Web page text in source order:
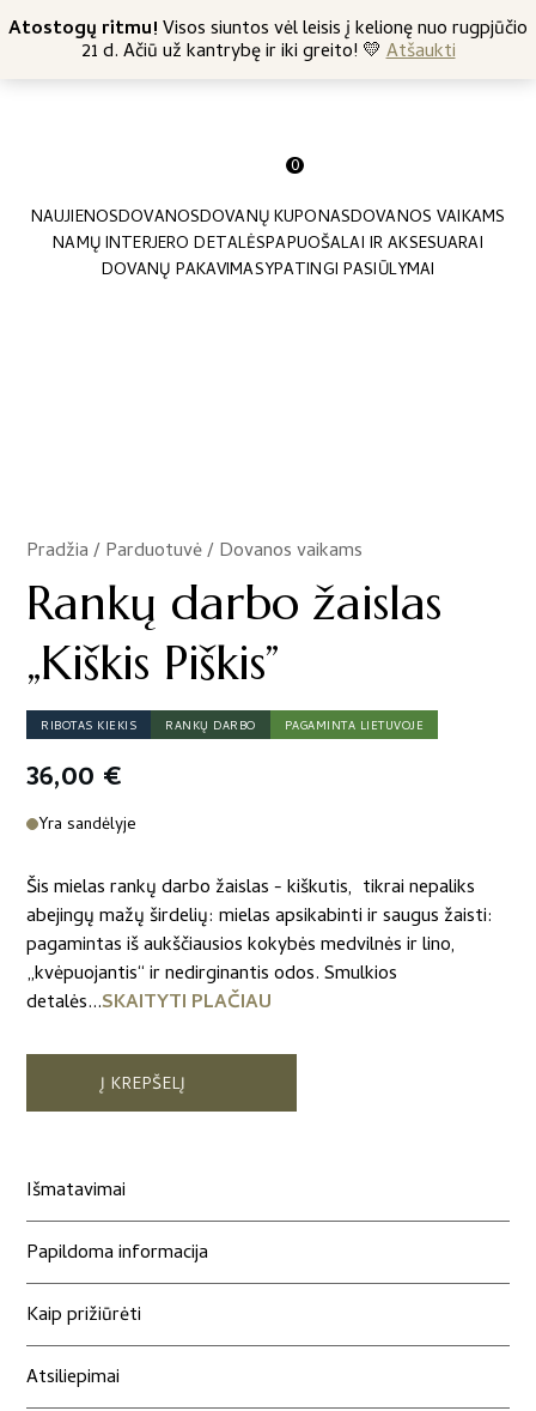
Atostogų ritmu!Visos siuntos vėl leisis į kelionę nuo rugpjūčio
21 d. Ačiū už kantrybę ir iki greito! 💛Atšaukti
Nemokamas siuntimas nuo 45 Eur +370 682 57369
0
NAUJIENOSDOVANOSDOVANŲ KUPONASDOVANOS VAIKAMS
NAMŲ INTERJERO DETALĖSPAPUOŠALAI IR AKSESUARAI
DOVANŲ PAKAVIMASYPATINGI PASIŪLYMAI
Pradžia/Parduotuvė/Dovanos vaikams
/
Rankų darbo žaislas
„Kiškis Piškis”
RIBOTAS KIEKIS RANKŲ DARBO PAGAMINTA LIETUVOJE
36,00 €
Yra sandėlyje
Šis mielas rankų darbo žaislas - kiškutis, tikrai nepaliks
abejingų mažų širdelių: mielas apsikabinti ir saugus žaisti:
pagamintas iš aukščiausios kokybės medvilnės ir lino,
„kvėpuojantis“ ir nedirginantis odos. Smulkios
detalės...SKAITYTI PLAČIAU
Į KREPŠELĮ
Išmatavimai
Papildoma informacija
Kaip prižiūrėti
Atsiliepimai